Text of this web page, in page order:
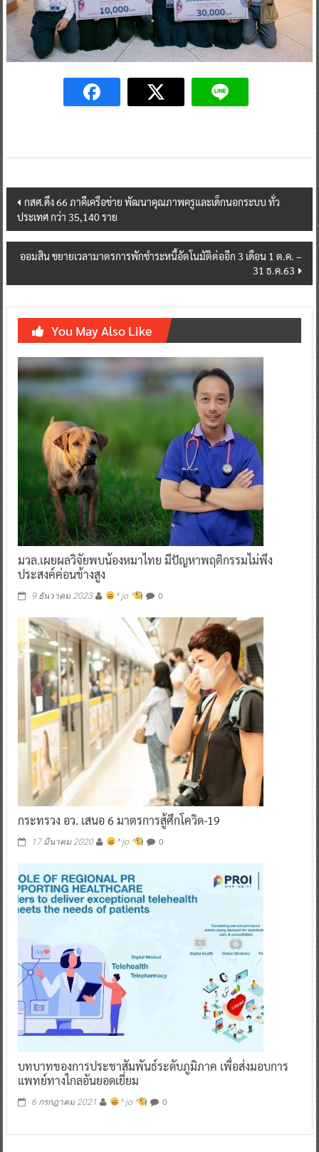
Post
navigation
กสศ.ดึง 66 ภาคีเครือข่าย พัฒนาคุณภาพครูและเด็กนอกระบบ ทั่ว
ประเทศ กว่า 35,140 ราย
ออมสิน ขยายเวลามาตรการพักชำระหนี้อัตโนมัติต่ออีก 3 เดือน 1 ต.ค. –
31 ธ.ค.63
You May Also Like
มวล.เผยผลวิจัยพบน้องหมาไทย มีปัญหาพฤติกรรมไม่พึง
ประสงค์ค่อนข้างสูง
9 ธันวาคม 2023 ^ jo ^ 0
กระทรวง อว. เสนอ 6 มาตรการสู้ศึกโควิด-19
17 มีนาคม 2020 ^ jo ^ 0
บทบาทของการประชาสัมพันธ์ระดับภูมิภาค เพื่อส่งมอบการ
แพทย์ทางไกลอันยอดเยี่ยม
6 กรกฎาคม 2021 ^ jo ^ 0